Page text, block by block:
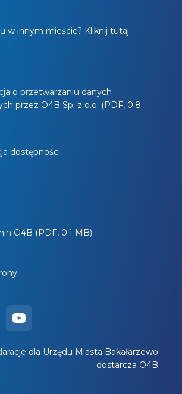
w innym mieście? Kliknij tutaj
o przetwarzaniu danych
przez O4B Sp. z o.o. (PDF, 0.8
dostępności
O4B (PDF, 0.1 MB)
dla Urzędu Miasta Bakałarzewo
dostarcza O4B